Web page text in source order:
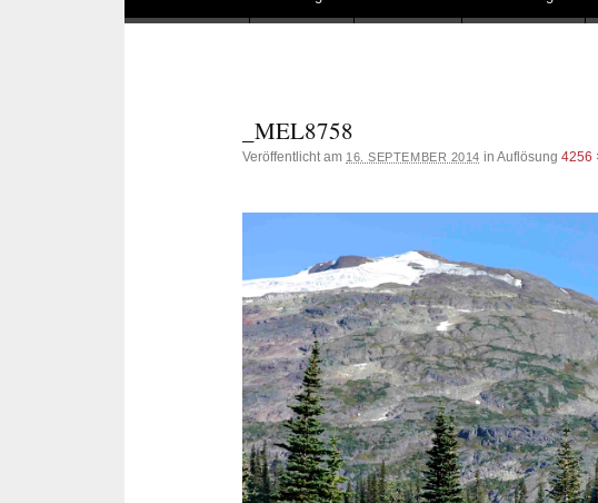
_MEL8758
Veröffentlicht am 16. SEPTEMBER 2014 in Auflösung 4256